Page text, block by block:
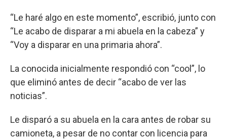
“Le haré algo en este momento”, escribió, junto con
“Le acabo de disparar a mi abuela en la cabeza” y
“Voy a disparar en una primaria ahora”.
La conocida inicialmente respondió con “cool”, lo
que eliminó antes de decir “acabo de ver las
noticias”.
Le disparó a su abuela en la cara antes de robar su
camioneta, a pesar de no contar con licencia para